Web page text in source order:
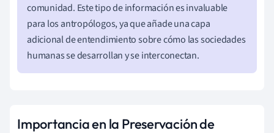
comunidad. Este tipo de información es invaluable
para los antropólogos, ya que añade una capa
adicional de entendimiento sobre cómo las sociedades
humanas se desarrollan y se interconectan.
Importancia en la Preservación de